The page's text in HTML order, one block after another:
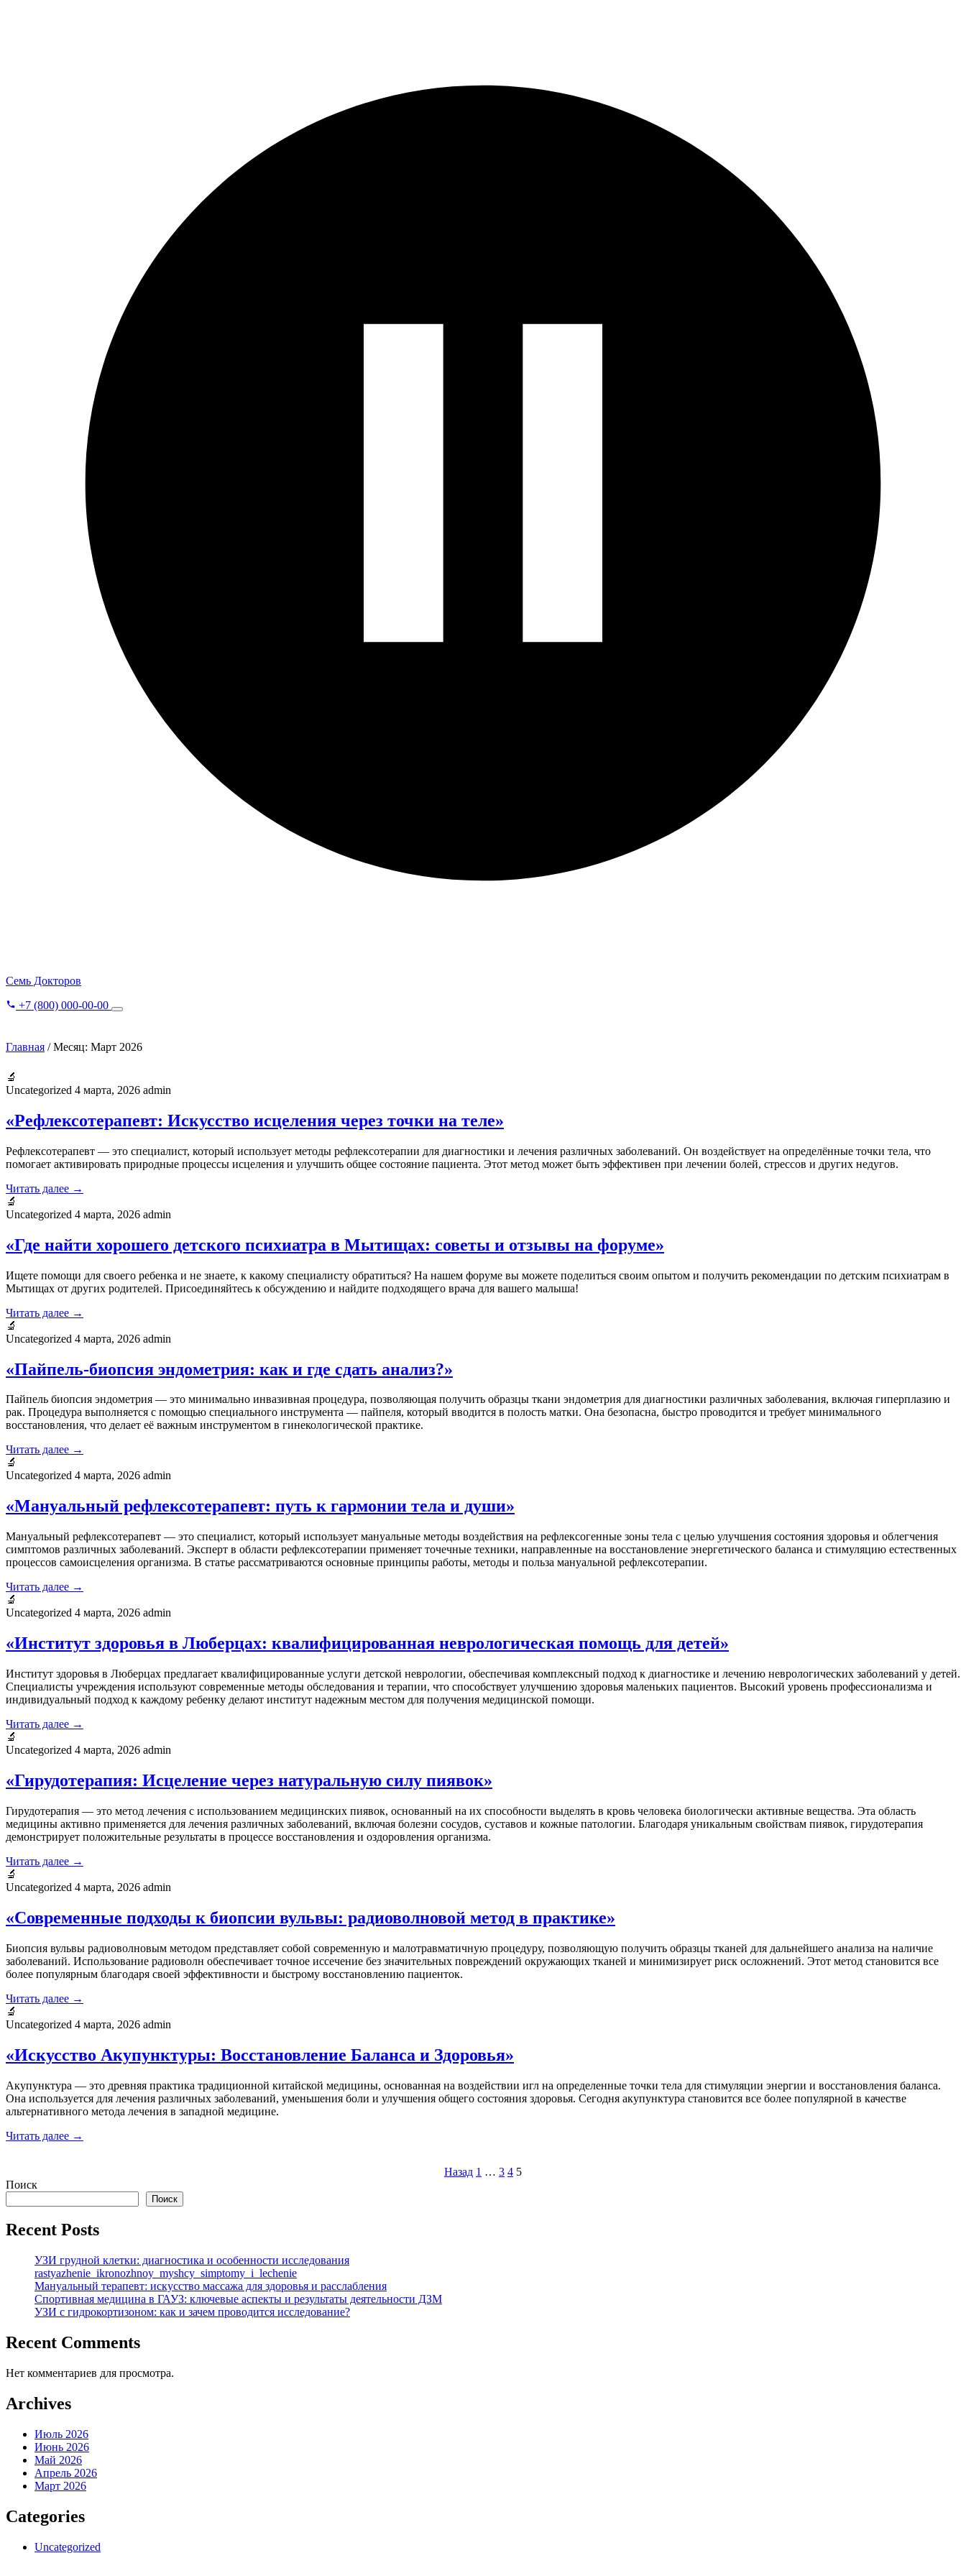
Семь Докторов
+7 (800) 000-00-00
Главная /Месяц: Март 2026
🔬
Uncategorized 4 марта, 2026 admin
«Рефлексотерапевт: Искусство исцеления через точки на теле»
Рефлексотерапевт — это специалист, который использует методы рефлексотерапии для диагностики и лечения различных заболеваний. Он воздействует на определённые точки тела, что
помогает активировать природные процессы исцеления и улучшить общее состояние пациента. Этот метод может быть эффективен при лечении болей, стрессов и других недугов.
Читать далее →
🔬
Uncategorized 4 марта, 2026 admin
«Где найти хорошего детского психиатра в Мытищах: советы и отзывы на форуме»
Ищете помощи для своего ребенка и не знаете, к какому специалисту обратиться? На нашем форуме вы можете поделиться своим опытом и получить рекомендации по детским психиатрам в
Мытищах от других родителей. Присоединяйтесь к обсуждению и найдите подходящего врача для вашего малыша!
Читать далее →
🔬
Uncategorized 4 марта, 2026 admin
«Пайпель-биопсия эндометрия: как и где сдать анализ?»
Пайпель биопсия эндометрия — это минимально инвазивная процедура, позволяющая получить образцы ткани эндометрия для диагностики различных заболевания, включая гиперплазию и
рак. Процедура выполняется с помощью специального инструмента — пайпеля, который вводится в полость матки. Она безопасна, быстро проводится и требует минимального
восстановления, что делает её важным инструментом в гинекологической практике.
Читать далее →
🔬
Uncategorized 4 марта, 2026 admin
«Мануальный рефлексотерапевт: путь к гармонии тела и души»
Мануальный рефлексотерапевт — это специалист, который использует мануальные методы воздействия на рефлексогенные зоны тела с целью улучшения состояния здоровья и облегчения
симптомов различных заболеваний. Эксперт в области рефлексотерапии применяет точечные техники, направленные на восстановление энергетического баланса и стимуляцию естественных
процессов самоисцеления организма. В статье рассматриваются основные принципы работы, методы и польза мануальной рефлексотерапии.
Читать далее →
🔬
Uncategorized 4 марта, 2026 admin
«Институт здоровья в Люберцах: квалифицированная неврологическая помощь для детей»
Институт здоровья в Люберцах предлагает квалифицированные услуги детской неврологии, обеспечивая комплексный подход к диагностике и лечению неврологических заболеваний у детей.
Специалисты учреждения используют современные методы обследования и терапии, что способствует улучшению здоровья маленьких пациентов. Высокий уровень профессионализма и
индивидуальный подход к каждому ребенку делают институт надежным местом для получения медицинской помощи.
Читать далее →
🔬
Uncategorized 4 марта, 2026 admin
«Гирудотерапия: Исцеление через натуральную силу пиявок»
Гирудотерапия — это метод лечения с использованием медицинских пиявок, основанный на их способности выделять в кровь человека биологически активные вещества. Эта область
медицины активно применяется для лечения различных заболеваний, включая болезни сосудов, суставов и кожные патологии. Благодаря уникальным свойствам пиявок, гирудотерапия
демонстрирует положительные результаты в процессе восстановления и оздоровления организма.
Читать далее →
🔬
Uncategorized 4 марта, 2026 admin
«Современные подходы к биопсии вульвы: радиоволновой метод в практике»
Биопсия вульвы радиоволновым методом представляет собой современную и малотравматичную процедуру, позволяющую получить образцы тканей для дальнейшего анализа на наличие
заболеваний. Использование радиоволн обеспечивает точное иссечение без значительных повреждений окружающих тканей и минимизирует риск осложнений. Этот метод становится все
более популярным благодаря своей эффективности и быстрому восстановлению пациенток.
Читать далее →
🔬
Uncategorized 4 марта, 2026 admin
«Искусство Акупунктуры: Восстановление Баланса и Здоровья»
Акупунктура — это древняя практика традиционной китайской медицины, основанная на воздействии игл на определенные точки тела для стимуляции энергии и восстановления баланса.
Она используется для лечения различных заболеваний, уменьшения боли и улучшения общего состояния здоровья. Сегодня акупунктура становится все более популярной в качестве
альтернативного метода лечения в западной медицине.
Читать далее →
записей
Назад 1 … 3 4 5
Поиск
Поиск
Recent Posts
УЗИ грудной клетки: диагностика и особенности исследования
rastyazhenie_ikronozhnoy_myshcy_simptomy_i_lechenie
Мануальный терапевт: искусство массажа для здоровья и расслабления
Спортивная медицина в ГАУЗ: ключевые аспекты и результаты деятельности ДЗМ
УЗИ с гидрокортизоном: как и зачем проводится исследование?
Recent Comments
Нет комментариев для просмотра.
Archives
Июль 2026
Июнь 2026
Май 2026
Апрель 2026
Март 2026
Categories
Uncategorized